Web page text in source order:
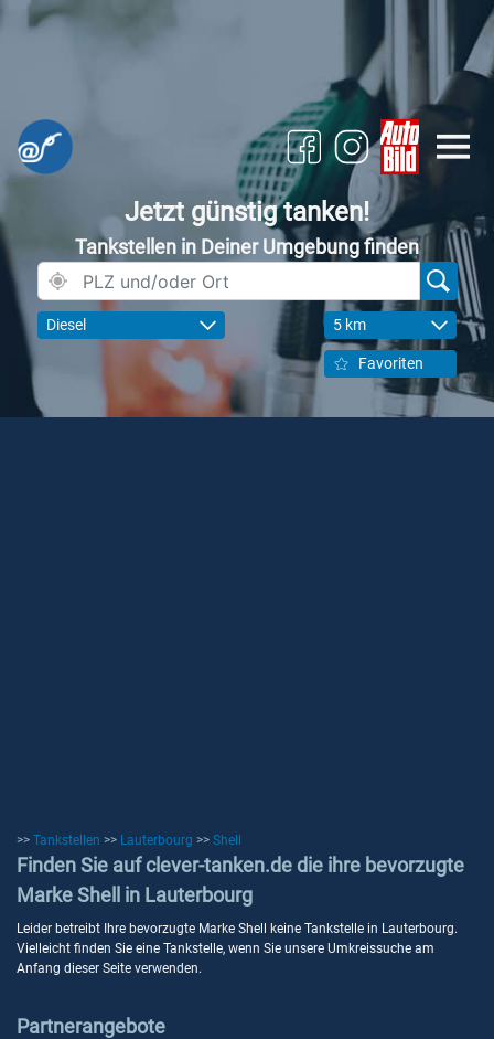
Jetzt günstig tanken!
Tankstellen in Deiner Umgebung finden
Diesel 5 km
Favoriten
>> Tankstellen >> Lauterbourg >> Shell
Finden Sie auf clever-tanken.de die ihre bevorzugte
Marke Shell in Lauterbourg
Leider betreibt Ihre bevorzugte Marke Shell keine Tankstelle in Lauterbourg.
Vielleicht finden Sie eine Tankstelle, wenn Sie unsere Umkreissuche am
Anfang dieser Seite verwenden.
Partnerangebote